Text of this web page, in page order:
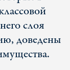
слоя
доведены